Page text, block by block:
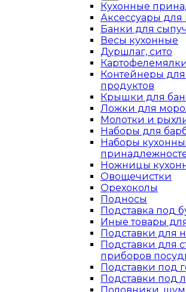
Кухонные
Аксессуары для
Банки для
Весы кухонные
Дуршлаг, сито
Картофелемялки
Контейнеры
продуктов
Крышки для
Ложки для
Молотки и
Наборы для
Наборы
Ножницы
Овощечистки
Орехоколы
Подносы
Подставка под
Иные товары
Подставки для
Подставки для
приборов
Подставки под
Подставки под